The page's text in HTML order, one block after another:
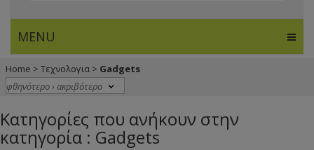
MENU
Home > Τεχνολογια > Gadgets
Κατηγορίες που ανήκουν στην
κατηγορία : Gadgets